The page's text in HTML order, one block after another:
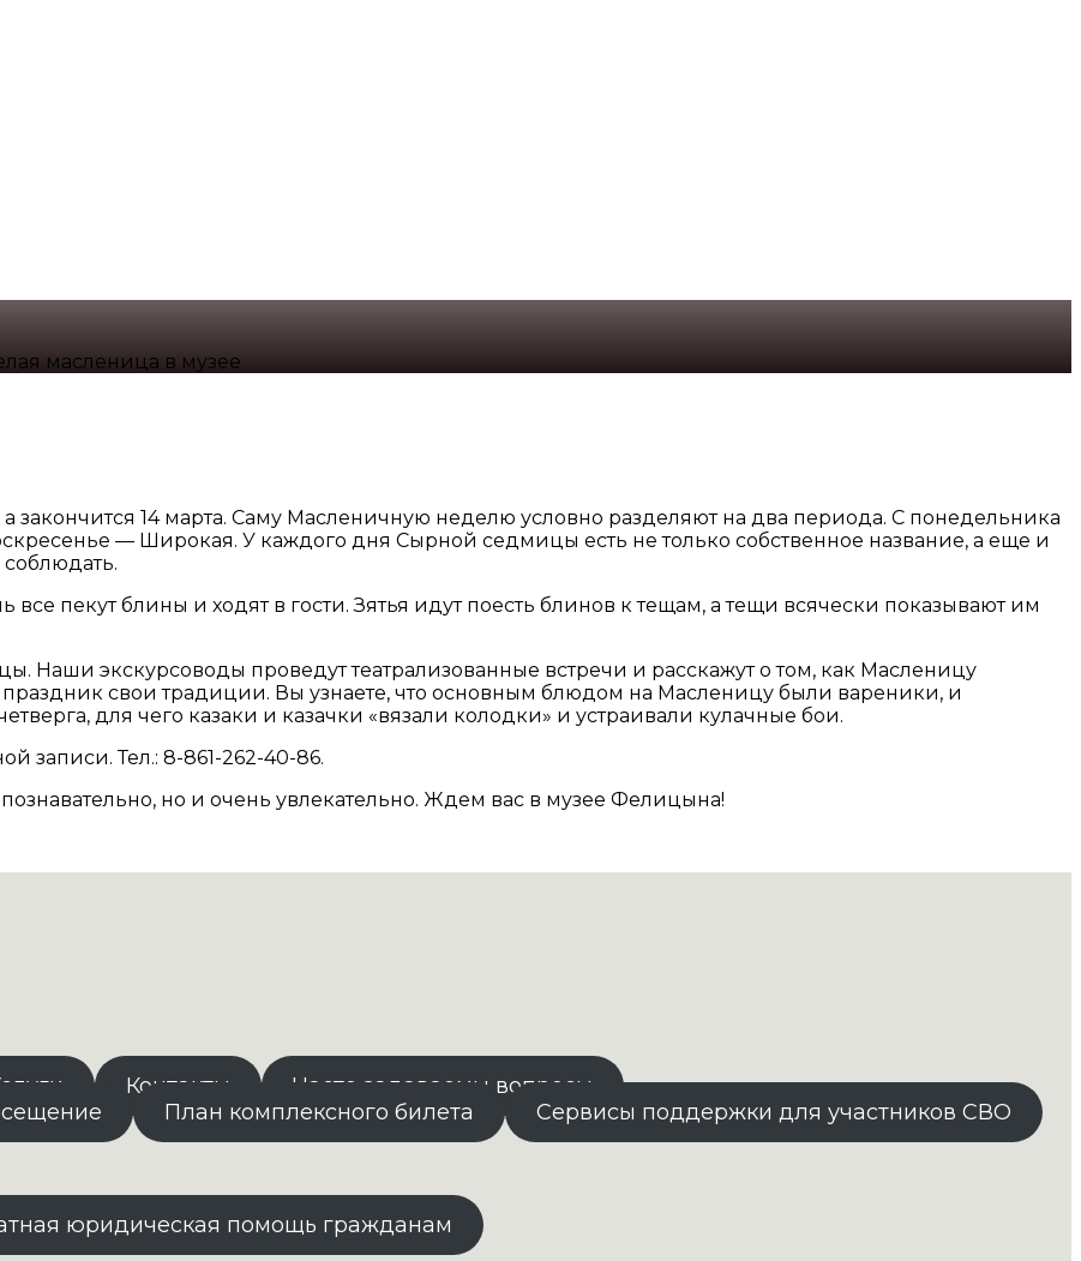
масленица в музее
закончится 14 марта. Саму Масленичную неделю условно разделяют на два периода. С понедельника
— Широкая. У каждого дня Сырной седмицы есть не только собственное название, а еще и
все пекут блины и ходят в гости. Зятья идут поесть блинов к тещам, а тещи всячески показывают им
Наши экскурсоводы проведут театрализованные встречи и расскажут о том, как Масленицу
праздник свои традиции. Вы узнаете, что основным блюдом на Масленицу были вареники, и
для чего казаки и казачки «вязали колодки» и устраивали кулачные бои.
записи. Тел.: 8-861-262-40-86.
но и очень увлекательно. Ждем вас в музее Фелицына!
Контакты
Часто задаваемы вопросы
План комплексного билета Сервисы поддержки для участников СВО
юридическая помощь гражданам